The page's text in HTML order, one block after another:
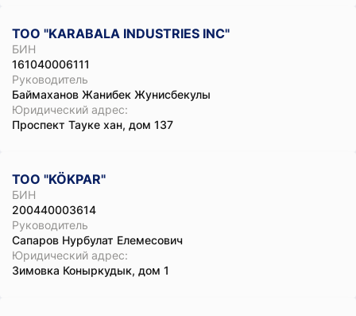
ТОО "KARABALA INDUSTRIES INC"
БИН
161040006111
Руководитель
Баймаханов Жанибек Жунисбекулы
Юридический адрес:
Проспект Тауке хан, дом 137
ТОО "KÖKPAR"
БИН
200440003614
Руководитель
Сапаров Нурбулат Елемесович
Юридический адрес:
Зимовка Коныркудык, дом 1